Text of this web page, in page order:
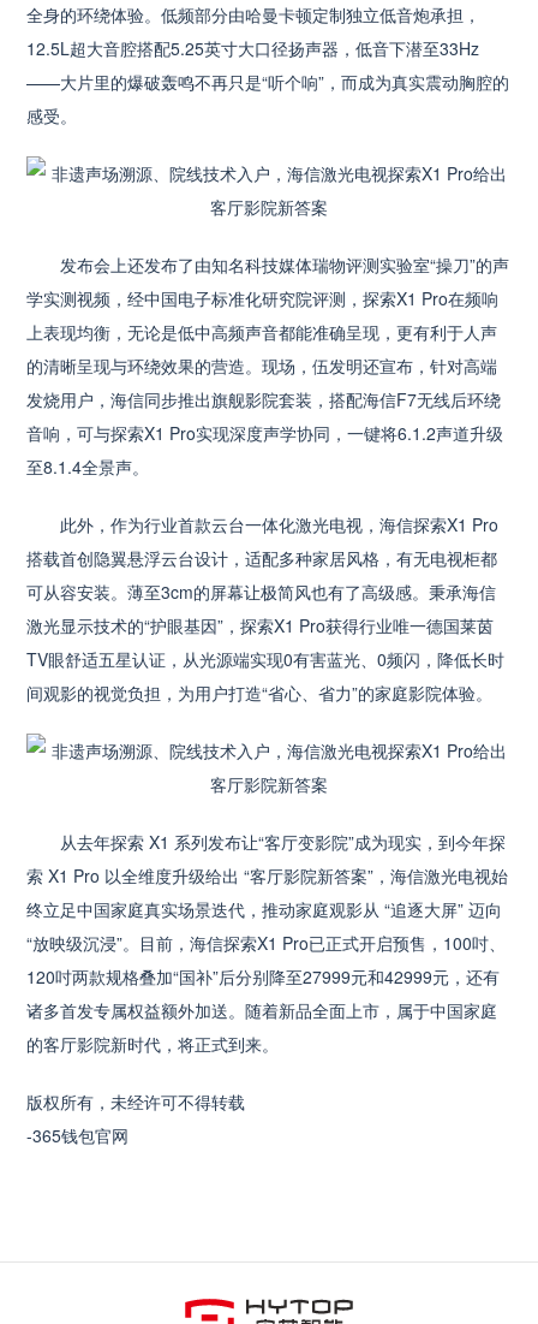
全身的环绕体验。低频部分由哈曼卡顿定制独立低音炮承担，
12.5L超大音腔搭配5.25英寸大口径扬声器，低音下潜至33Hz
——大片里的爆破轰鸣不再只是“听个响”，而成为真实震动胸腔的
感受。
发布会上还发布了由知名科技媒体瑞物评测实验室“操刀”的声
学实测视频，经中国电子标准化研究院评测，探索X1 Pro在频响
上表现均衡，无论是低中高频声音都能准确呈现，更有利于人声
的清晰呈现与环绕效果的营造。现场，伍发明还宣布，针对高端
发烧用户，海信同步推出旗舰影院套装，搭配海信F7无线后环绕
音响，可与探索X1 Pro实现深度声学协同，一键将6.1.2声道升级
至8.1.4全景声。
此外，作为行业首款云台一体化激光电视，海信探索X1 Pro
搭载首创隐翼悬浮云台设计，适配多种家居风格，有无电视柜都
可从容安装。薄至3cm的屏幕让极简风也有了高级感。秉承海信
激光显示技术的“护眼基因”，探索X1 Pro获得行业唯一德国莱茵
TV眼舒适五星认证，从光源端实现0有害蓝光、0频闪，降低长时
间观影的视觉负担，为用户打造“省心、省力”的家庭影院体验。
从去年探索 X1 系列发布让“客厅变影院”成为现实，到今年探
索 X1 Pro 以全维度升级给出 “客厅影院新答案”，海信激光电视始
终立足中国家庭真实场景迭代，推动家庭观影从 “追逐大屏” 迈向
“放映级沉浸”。目前，海信探索X1 Pro已正式开启预售，100吋、
120吋两款规格叠加“国补”后分别降至27999元和42999元，还有
诸多首发专属权益额外加送。随着新品全面上市，属于中国家庭
的客厅影院新时代，将正式到来。
版权所有，未经许可不得转载
-365钱包官网